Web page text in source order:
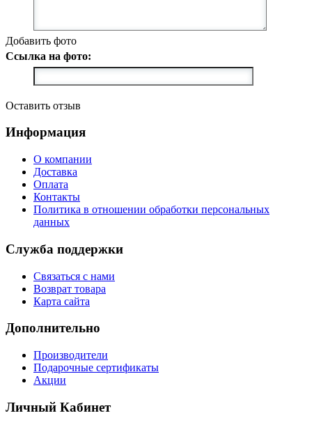
Добавить фото
Ссылка на фото:
Оставить отзыв
Информация
О компании
Доставка
Оплата
Контакты
Политика в отношении обработки персональных
данных
Служба поддержки
Связаться с нами
Возврат товара
Карта сайта
Дополнительно
Производители
Подарочные сертификаты
Акции
Личный Кабинет